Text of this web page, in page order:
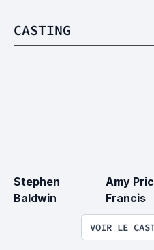
CASTING
Stephen
Baldwin
Amy
Francis
VOIR LE